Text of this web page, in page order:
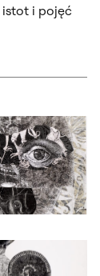
istot i pojęć